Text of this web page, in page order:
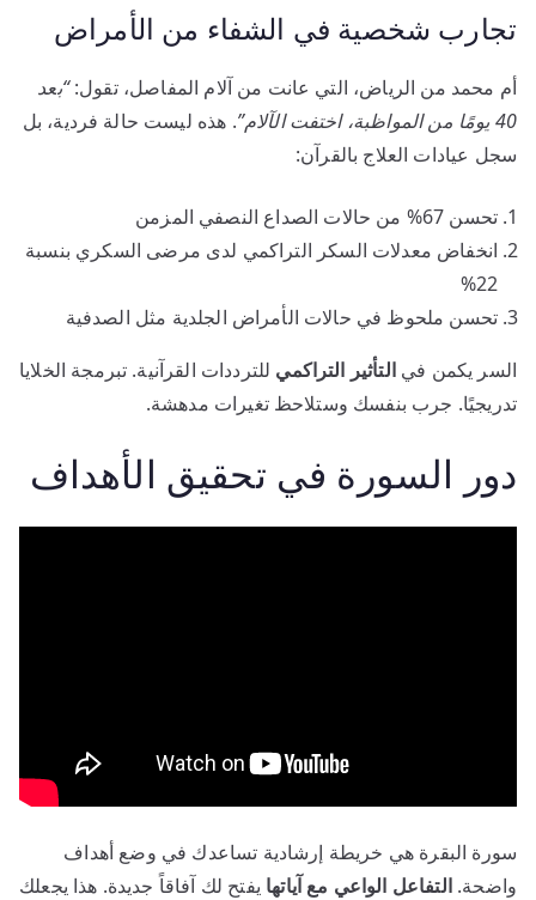
تجارب شخصية في الشفاء من الأمراض
أم محمد من الرياض، التي عانت من آلام المفاصل، تقول:“بعد
40 يومًا من المواظبة، اختفت الآلام”
. هذه ليست حالة فردية، بل
سجل عيادات العلاج بالقرآن:
تحسن 67% من حالات الصداع النصفي المزمن
انخفاض معدلات السكر التراكمي لدى مرضى السكري بنسبة
22%
تحسن ملحوظ في حالات الأمراض الجلدية مثل الصدفية
السر يكمن فيالتأثير التراكمي للترددات القرآنية. تبرمجة الخلايا
تدريجيًا. جرب بنفسك وستلاحظ تغيرات مدهشة.
دور السورة في تحقيق الأهداف
سورة البقرة هي خريطة إرشادية تساعدك في وضع أهداف
واضحة.التفاعل الواعي مع آياتها يفتح لك آفاقاً جديدة. هذا يجعلك